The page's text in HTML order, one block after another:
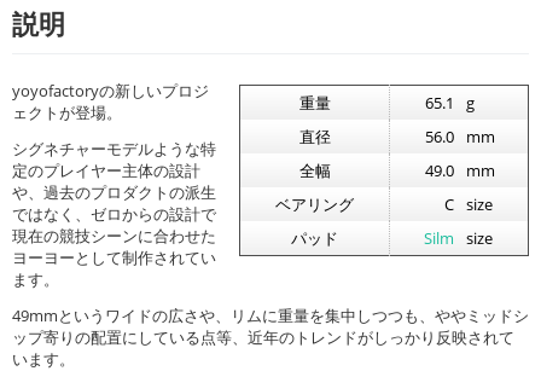
説明
重量 65.1
g
直径
56.0
mm
全幅
49.0
mm
ベアリング
C size
パッド
Silm size
yoyofactoryの新しいプロジ
ェクトが登場。
シグネチャーモデルような特
定のプレイヤー主体の設計
や、過去のプロダクトの派生
ではなく、ゼロからの設計で
現在の競技シーンに合わせた
ヨーヨーとして制作されてい
ます。
49mmというワイドの広さや、リムに重量を集中しつつも、ややミッドシ
ップ寄りの配置にしている点等、近年のトレンドがしっかり反映されて
います。